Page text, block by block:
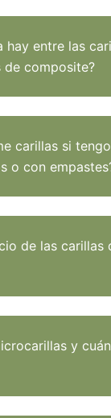
hay entre las
de composite?
carillas si
o con
de las carillas
y